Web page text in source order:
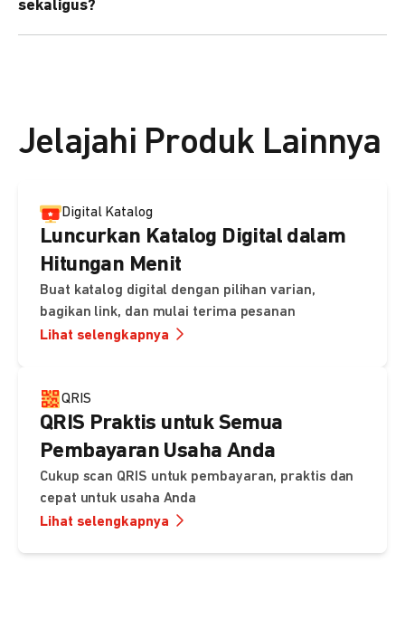
kebutuhan Anda.
sekaligus?
Jelajahi Produk Lainnya
Digital Katalog
Luncurkan Katalog Digital dalam
Hitungan Menit
Buat katalog digital dengan pilihan varian,
bagikan link, dan mulai terima pesanan
Lihat selengkapnya
QRIS
QRIS Praktis untuk Semua
Pembayaran Usaha Anda
Cukup scan QRIS untuk pembayaran, praktis dan
cepat untuk usaha Anda
Lihat selengkapnya